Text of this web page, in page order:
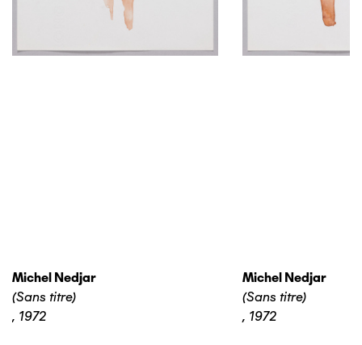
Michel Nedjar
(Sans titre)
, 1972
Michel Nedjar
(Sans titre)
, 1972